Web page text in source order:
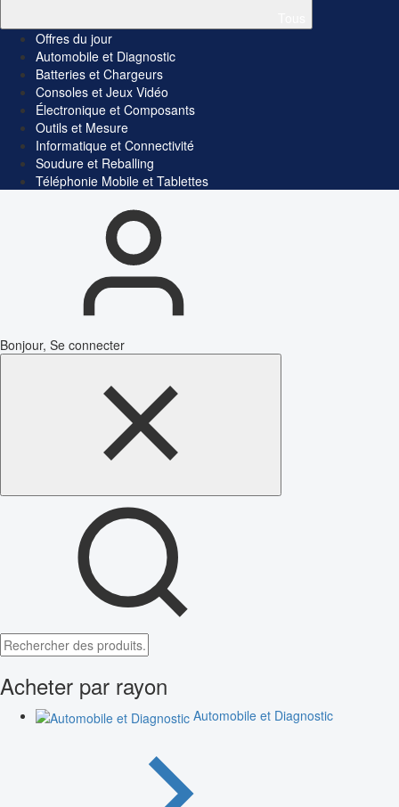
Offres du jour
Automobile et Diagnostic
Batteries et Chargeurs
Consoles et Jeux Vidéo
Électronique et Composants
Outils et Mesure
Informatique et Connectivité
Soudure et Reballing
Téléphonie Mobile et Tablettes
Bonjour, Se connecter
Acheter par rayon
Automobile et Diagnostic